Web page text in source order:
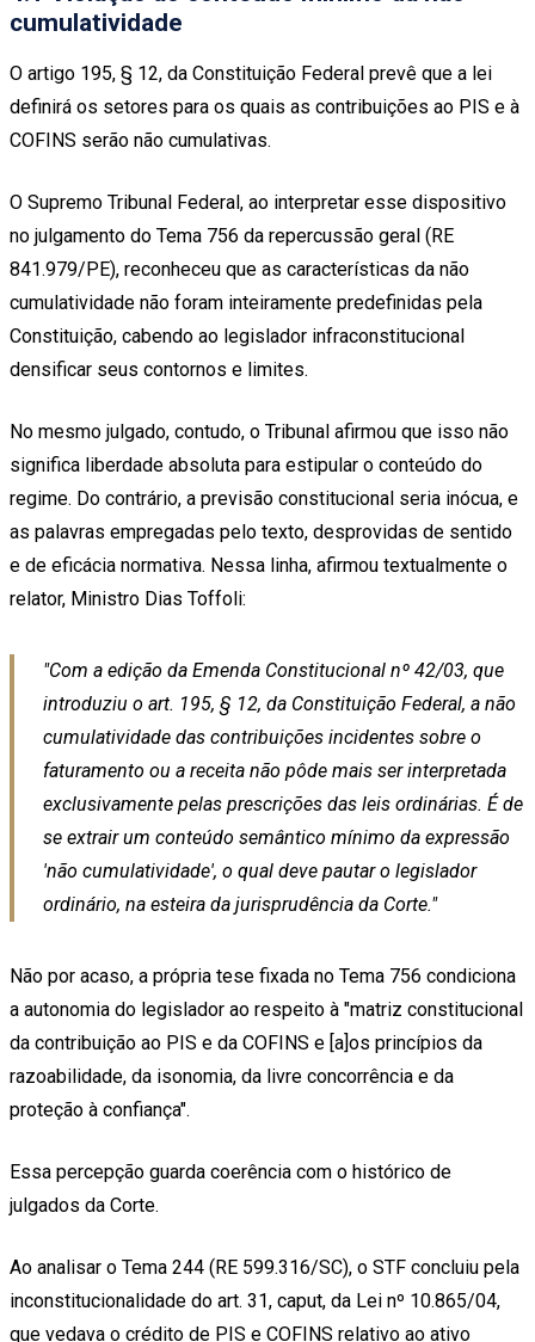
cumulatividade
O artigo 195, § 12, da Constituição Federal prevê que a lei
definirá os setores para os quais as contribuições ao PIS e à
COFINS serão não cumulativas.
O Supremo Tribunal Federal, ao interpretar esse dispositivo
no julgamento do Tema 756 da repercussão geral (RE
841.979/PE), reconheceu que as características da não
cumulatividade não foram inteiramente predefinidas pela
Constituição, cabendo ao legislador infraconstitucional
densificar seus contornos e limites.
No mesmo julgado, contudo, o Tribunal afirmou que isso não
significa liberdade absoluta para estipular o conteúdo do
regime. Do contrário, a previsão constitucional seria inócua, e
as palavras empregadas pelo texto, desprovidas de sentido
e de eficácia normativa. Nessa linha, afirmou textualmente o
relator, Ministro Dias Toffoli:
"Com a edição da Emenda Constitucional nº 42/03, que
introduziu o art. 195, § 12, da Constituição Federal, a não
cumulatividade das contribuições incidentes sobre o
faturamento ou a receita não pôde mais ser interpretada
exclusivamente pelas prescrições das leis ordinárias. É de
se extrair um conteúdo semântico mínimo da expressão
'não cumulatividade', o qual deve pautar o legislador
ordinário, na esteira da jurisprudência da Corte."
Não por acaso, a própria tese fixada no Tema 756 condiciona
a autonomia do legislador ao respeito à "matriz constitucional
da contribuição ao PIS e da COFINS e [a]os princípios da
razoabilidade, da isonomia, da livre concorrência e da
proteção à confiança".
Essa percepção guarda coerência com o histórico de
julgados da Corte.
Ao analisar o Tema 244 (RE 599.316/SC), o STF concluiu pela
inconstitucionalidade do art. 31, caput, da Lei nº 10.865/04,
que vedava o crédito de PIS e COFINS relativo ao ativo